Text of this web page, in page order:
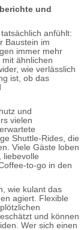
und
anfühlt:
Baustein im
immer mehr
ähnlichen
wie verlässlich
ist, ob das
und
vielen
Shuttle-Rides, die
Viele Gäste loben
liebevolle
to-go in den
wie kulant das
agiert. Flexible
und können
Wer sich einen